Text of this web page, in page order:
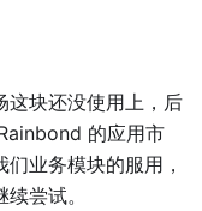
这块还没使用上，后
的应用市
业务模块的服用，
尝试。